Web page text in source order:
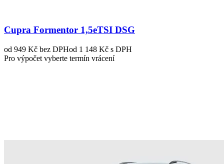
Cupra Formentor 1,5eTSI DSG
od 949 Kč bez DPHod 1 148 Kč s DPH
Pro výpočet vyberte termín vrácení